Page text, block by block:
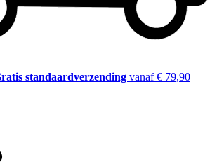
standaardverzending vanaf € 79,90